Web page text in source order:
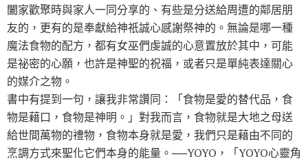
闔家歡聚時與家人一同分享的、有些是分送給周遭的鄰居朋
友的，更有的是奉獻給神祇誠心感謝祭神的。無論是哪一種
魔法食物的配方，都有女巫們虔誠的心意置放於其中，可能
是祕密的心願，也許是神聖的祝福，或者只是單純表達關心
的媒介之物。
書中有提到一句，讓我非常讚同：「食物是愛的替代品，食
物是藉口，食物是神明。」對我而言，食物就是大地之母送
給世間萬物的禮物，食物本身就是愛，我們只是藉由不同的
烹調方式來聖化它們本身的能量。──YOYO，「YOYO心靈角